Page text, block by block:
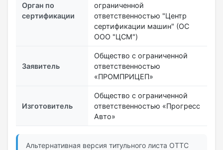
Орган по
сертификации
ограниченной
ответственностью "Центр
сертификации машин" (ОС
ООО "ЦСМ")
Заявитель
Общество с ограниченной
ответственностью
«ПРОМПРИЦЕП»
Изготовитель
Общество с ограниченной
ответственностью «Прогресс
Авто»
Альтернативная версия титульного листа ОТТС